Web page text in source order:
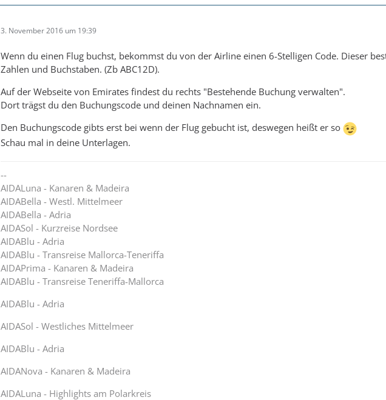
3. November 2016 um 19:39
Wenn du einen Flug buchst, bekommst du von der Airline einen 6-Stelligen Code. Dieser
Zahlen und Buchstaben. (Zb ABC12D).
Auf der Webseite von Emirates findest du rechts "Bestehende Buchung verwalten".
Dort trägst du den Buchungscode und deinen Nachnamen ein.
Den Buchungscode gibts erst bei wenn der Flug gebucht ist, deswegen heißt er so
Schau mal in deine Unterlagen.
--
AIDALuna - Kanaren & Madeira
AIDABella - Westl. Mittelmeer
AIDABella - Adria
AIDASol - Kurzreise Nordsee
AIDABlu - Adria
AIDABlu - Transreise Mallorca-Teneriffa
AIDAPrima - Kanaren & Madeira
AIDABlu - Transreise Teneriffa-Mallorca
AIDABlu - Adria
AIDASol - Westliches Mittelmeer
AIDABlu - Adria
AIDANova - Kanaren & Madeira
AIDALuna - Highlights am Polarkreis